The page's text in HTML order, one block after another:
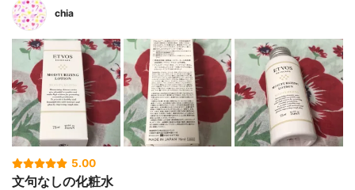
chia
5.00
文句なしの化粧水